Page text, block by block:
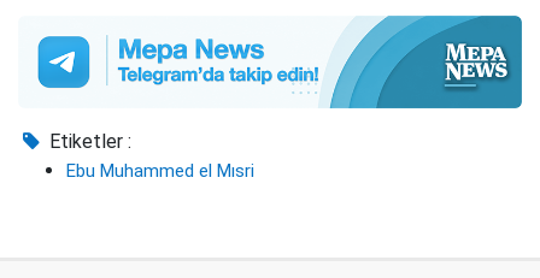
Etiketler :
Ebu Muhammed el Mısri